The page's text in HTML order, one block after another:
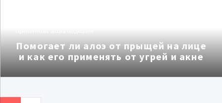
Помогает ли алоэ от прыщей на лице
и как его применять от угрей и акне